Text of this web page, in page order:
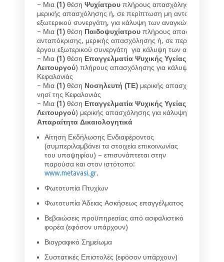
– Μια (1) θέση Ψυχίατρου πλήρους απασχόλησης ή, σε
μερικής απασχόλησης ή, σε περίπτωση μη
εξωτερικού συνεργάτη, για κάλυψη των αναγκών στα
– Μια (1) θέση Παιδοψυχίατρου πλήρους απασχόλησης
ανταπόκρισης, μερικής απασχόλησης ή, σε περίπτωση
έργου εξωτερικού συνεργάτη για κάλυψη των αναγκών στο
– Μια (1) θέση Επαγγελματία Ψυχικής Υγείας
Λειτουργού) πλήρους απασχόλησης για κάλυψη των
Κεφαλονιάς
– Μια (1) θέση Νοσηλευτή (ΤΕ) μερικής απασχόλησης
νησί της Κεφαλονιάς
– Μια (1) θέση Επαγγελματία Ψυχικής Υγείας
Λειτουργού) μερικής απασχόλησης για κάλυψη των
Απαραίτητα Δικαιολογητικά
Αίτηση Εκδήλωσης Ενδιαφέροντος
(συμπεριλαμβάνει τα στοιχεία επικοινωνίας
του υποψηφίου) – επισυνάπτεται στην
παρούσα και στον ιστότοπο:
www.metavasi.gr.
Φωτοτυπία Πτυχίων
Φωτοτυπία Άδειας Ασκήσεως επαγγέλματος
Βεβαιώσεις προϋπηρεσίας από ασφαλιστικό
φορέα (εφόσον υπάρχουν)
Βιογραφικό Σημείωμα
Συστατικές Επιστολές (εφόσον υπάρχουν)